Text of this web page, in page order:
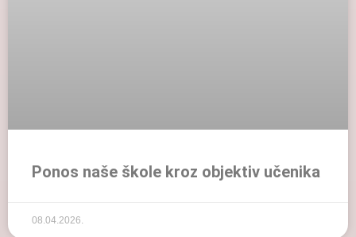
Ponos naše škole kroz objektiv učenika
08.04.2026.